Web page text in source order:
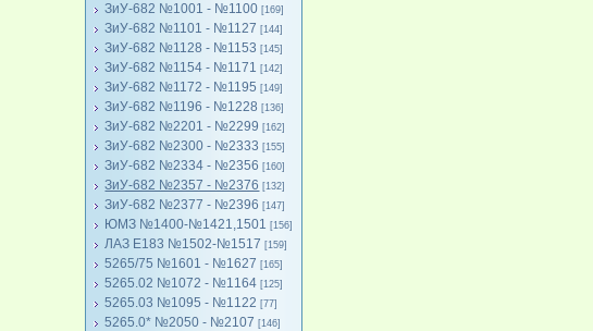
ЗиУ-682 №1001 - №1100 [169]
ЗиУ-682 №1101 - №1127 [144]
ЗиУ-682 №1128 - №1153 [145]
ЗиУ-682 №1154 - №1171 [142]
ЗиУ-682 №1172 - №1195 [149]
ЗиУ-682 №1196 - №1228 [136]
ЗиУ-682 №2201 - №2299 [162]
ЗиУ-682 №2300 - №2333 [155]
ЗиУ-682 №2334 - №2356 [160]
ЗиУ-682 №2357 - №2376 [132]
ЗиУ-682 №2377 - №2396 [147]
ЮМЗ №1400-№1421,1501 [156]
ЛАЗ Е183 №1502-№1517 [159]
5265/75 №1601 - №1627 [165]
5265.02 №1072 - №1164 [125]
5265.03 №1095 - №1122 [77]
5265.0* №2050 - №2107 [146]